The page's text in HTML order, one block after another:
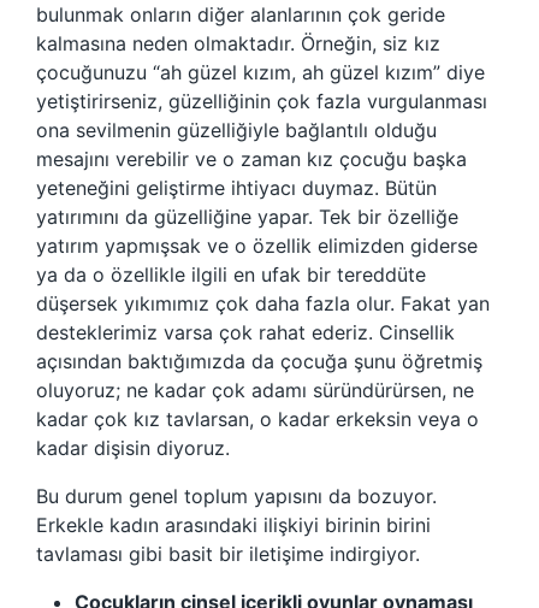
bulunmak onların diğer alanlarının çok geride
kalmasına neden olmaktadır. Örneğin, siz kız
çocuğunuzu “ah güzel kızım, ah güzel kızım” diye
yetiştirirseniz, güzelliğinin çok fazla vurgulanması
ona sevilmenin güzelliğiyle bağlantılı olduğu
mesajını verebilir ve o zaman kız çocuğu başka
yeteneğini geliştirme ihtiyacı duymaz. Bütün
yatırımını da güzelliğine yapar. Tek bir özelliğe
yatırım yapmışsak ve o özellik elimizden giderse
ya da o özellikle ilgili en ufak bir tereddüte
düşersek yıkımımız çok daha fazla olur. Fakat yan
desteklerimiz varsa çok rahat ederiz. Cinsellik
açısından baktığımızda da çocuğa şunu öğretmiş
oluyoruz; ne kadar çok adamı süründürürsen, ne
kadar çok kız tavlarsan, o kadar erkeksin veya o
kadar dişisin diyoruz.
Bu durum genel toplum yapısını da bozuyor.
Erkekle kadın arasındaki ilişkiyi birinin birini
tavlaması gibi basit bir iletişime indirgiyor.
Çocukların cinsel içerikli oyunlar oynaması